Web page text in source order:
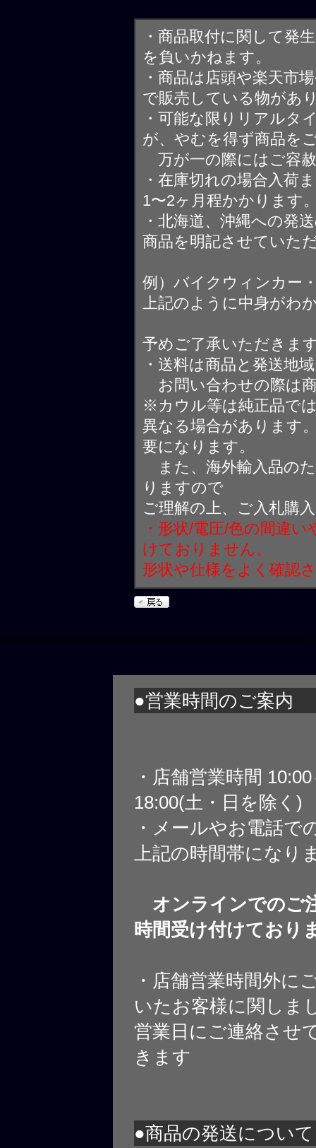
・商品取付に関して発
を負いかねます。
・商品は店頭や楽天市
で販売している物があ
・可能な限りリアルタ
が、やむを得ず商品を
万が一の際にはご容
・在庫切れの場合入荷
1〜2ヶ月程かかります
・北海道、沖縄への発
商品を明記させていた
例）バイクウィンカー
上記のように中身がわ
予めご了承いただきま
・送料は商品と発送地
お問い合わせの際は
※カウル等は純正品で
異なる場合があります
要になります。
また、海外輸入品の
りますので
ご理解の上、ご入札購
・形状/電圧/色の間違
けておりません。
形状や仕様をよく確認
●営業時間のご案内
・店舗営業時間
18:00(土・日を除く)
・メールやお電話で
上記の時間帯になり
オンラインでのご
時間受け付けており
・店舗営業時間外に
いたお客様に関しま
営業日にご連絡させ
きます
●商品の発送について